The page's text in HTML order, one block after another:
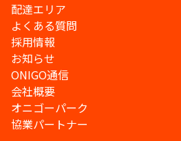
配達エリア
よくある質問
採用情報
お知らせ
ONIGO通信
会社概要
オニゴーパーク
協業パートナー